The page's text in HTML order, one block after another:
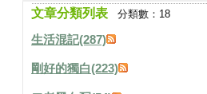
文章分類列表 分類數：18
生活混記(287)
剛好的獨白(223)